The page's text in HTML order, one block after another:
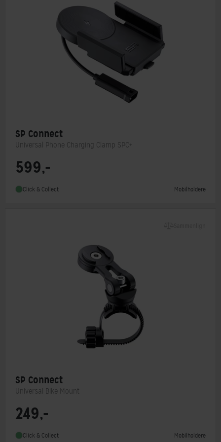
SP Connect
Universal Phone Charging Clamp SPC+
599,-
Click & Collect Mobilholdere
SP Connect
Universal Bike Mount
Monteringstype
249,-
Click & Collect Mobilholdere